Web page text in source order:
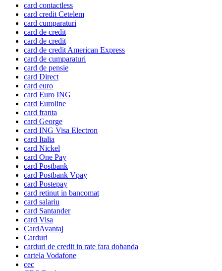
card contactless
card credit Cetelem
card cumparaturi
card de credit
card de credit
card de credit American Express
card de cumparaturi
card de pensie
card Direct
card euro
card Euro ING
card Euroline
card franta
card George
card ING Visa Electron
card Italia
card Nickel
card One Pay
card Postbank
card Postbank Vpay
card Postepay
card retinut in bancomat
card salariu
card Santander
card Visa
CardAvantaj
Carduri
carduri de credit in rate fara dobanda
cartela Vodafone
cec